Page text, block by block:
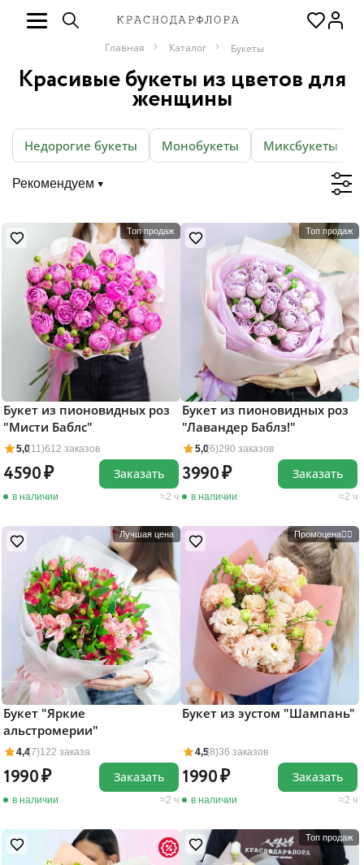
Главная Каталог Букеты
Красивые букеты из цветов для
женщины
Недорогие букеты Монобукеты Миксбукеты
Рекомендуем
Топ продаж
5,0(11)612 заказов
Букет из пионовидных роз
"Мисти Баблс"
4590
в наличии 2 ч
Заказать
Топ продаж
5,0(6)290 заказов
Букет из пионовидных роз
"Лавандер Баблз!"
3990
в наличии 2 ч
Заказать
Лучшая цена
4,4(7)122 заказа
Букет "Яркие
альстромерии"
1990
в наличии 2 ч
Заказать
Промоцена❤️‍🔥
4,5(8)36 заказов
Букет из эустом "Шампань"
1990
в наличии 2 ч
Заказать
Топ продаж